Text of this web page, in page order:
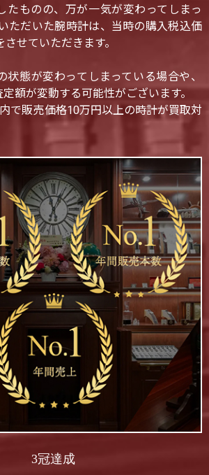
たものの、万が一気が変わってしまっ
ただいた腕時計は、当時の購入税込価
せていただきます。
態が変わってしまっている場合や、
額が変動する可能性がございます。
で販売価格10万円以上の時計が買取対
3冠達成